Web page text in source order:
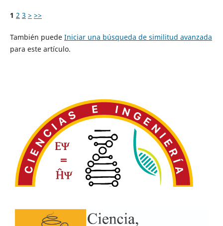
1 2 3 > >>
También puede Iniciar una búsqueda de similitud avanzada
para este artículo.